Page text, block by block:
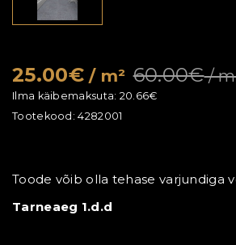
25.00€/ m² 60.00€/
Ilma käibemaksuta: 20.66€
Tootekood:4282001
Toode võib olla tehase varjundiga
Tarneaeg 1.d.d